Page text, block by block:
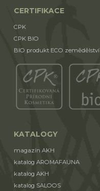
CERTIFIKACE
CPK
CPK BIO
BIO produkt ECO zemědělství
KATALOGY
magazín AKH
katalog AROMAFAUNA
katalog AKH
katalog SALOOS